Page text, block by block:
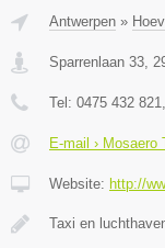
Antwerpen »
Sparrenlaan 33
Tel: 0475 432 821
E-mail › Mosaero
Website: http://
Taxi en